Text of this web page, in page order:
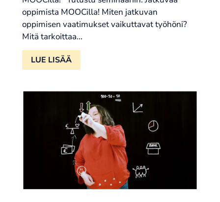
oppimista MOOCilla! Miten jatkuvan
oppimisen vaatimukset vaikuttavat työhöni?
Mitä tarkoittaa...
LUE LISÄÄ